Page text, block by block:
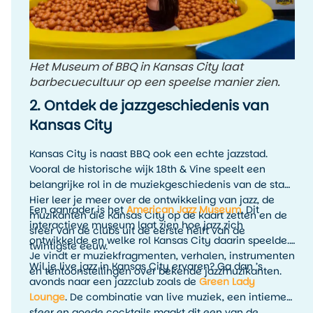
Het Museum of BBQ in Kansas City laat
barbecuecultuur op een speelse manier zien.
2. Ontdek de jazzgeschiedenis van
Kansas City
Kansas City is naast BBQ ook een echte jazzstad.
Vooral de historische wijk 18th & Vine speelt een
belangrijke rol in de muziekgeschiedenis van de stad.
Hier leer je meer over de ontwikkeling van jazz, de
muzikanten die Kansas City op de kaart zetten en de
sfeer van de clubs uit de eerste helft van de
twintigste eeuw.
Een aanrader is hetAmerican Jazz Museum. Dit
interactieve museum laat zien hoe jazz zich
ontwikkelde en welke rol Kansas City daarin speelde.
Je vindt er muziekfragmenten, verhalen, instrumenten
en tentoonstellingen over bekende jazzmuzikanten.
Wil je live jazz in Kansas City ervaren? Ga dan ’s
avonds naar een jazzclub zoals de Green Lady
Lounge. De combinatie van live muziek, een intieme